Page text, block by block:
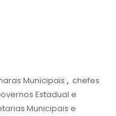
Municipais , chefes
Estadual e
Municipais e